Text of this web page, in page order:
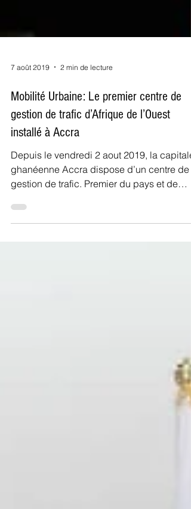
Mobilité Urbaine: Le premier centre de
gestion de trafic d’Afrique de l’Ouest
installé à Accra
Depuis le vendredi 2 aout 2019, la capitale
ghanéenne Accra dispose d’un centre de
gestion de trafic. Premier du pays et de